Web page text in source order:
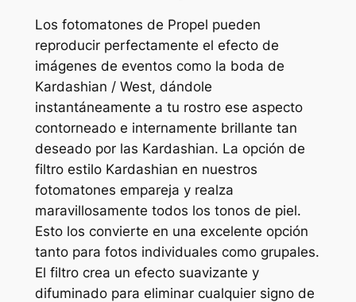
Los fotomatones de Propel pueden
reproducir perfectamente el efecto de
imágenes de eventos como la boda de
Kardashian / West, dándole
instantáneamente a tu rostro ese aspecto
contorneado e internamente brillante tan
deseado por las Kardashian. La opción de
filtro estilo Kardashian en nuestros
fotomatones empareja y realza
maravillosamente todos los tonos de piel.
Esto los convierte en una excelente opción
tanto para fotos individuales como grupales.
El filtro crea un efecto suavizante y
difuminado para eliminar cualquier signo de